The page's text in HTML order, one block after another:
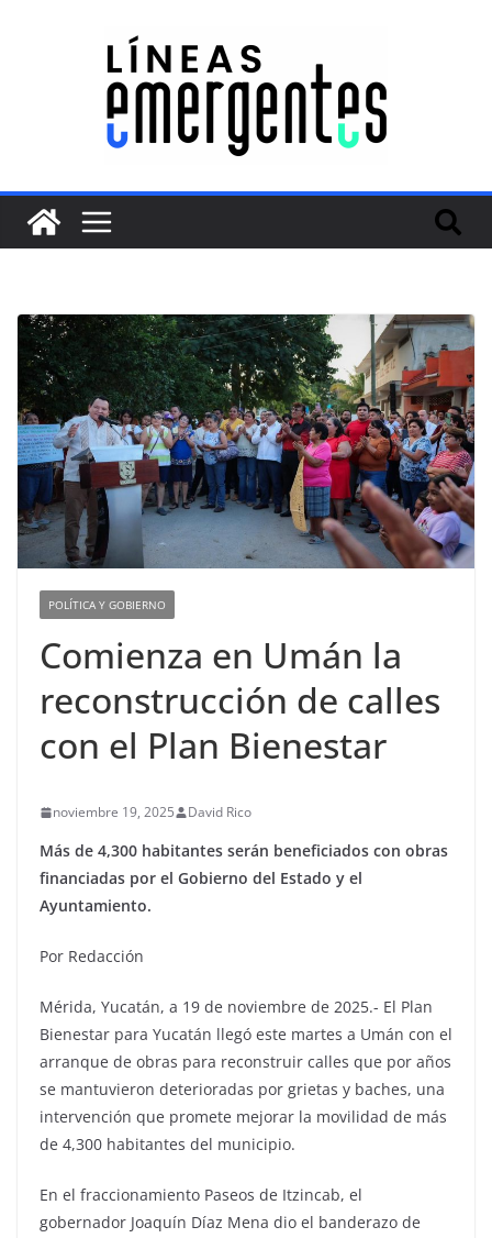
POLÍTICA Y GOBIERNO
Comienza en Umán la
reconstrucción de calles
con el Plan Bienestar
noviembre 19, 2025 David Rico
Más de 4,300 habitantes serán beneficiados con obras
financiadas por el Gobierno del Estado y el
Ayuntamiento.
Por Redacción
Mérida, Yucatán, a 19 de noviembre de 2025.- El Plan
Bienestar para Yucatán llegó este martes a Umán con el
arranque de obras para reconstruir calles que por años
se mantuvieron deterioradas por grietas y baches, una
intervención que promete mejorar la movilidad de más
de 4,300 habitantes del municipio.
En el fraccionamiento Paseos de Itzincab, el
gobernador Joaquín Díaz Mena dio el banderazo de